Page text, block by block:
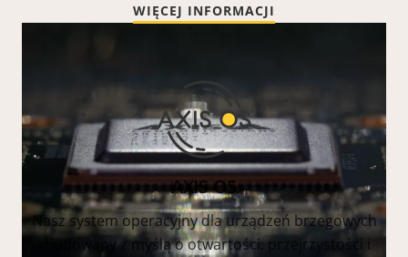
WIĘCEJ INFORMACJI
AXIS OS
Nasz system operacyjny dla urządzeń brzegowych
zbudowany z myślą o otwartości, przejrzystości i